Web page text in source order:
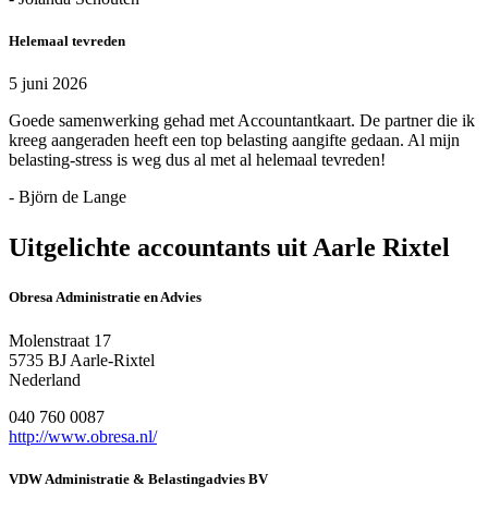
Helemaal tevreden
5 juni 2026
Goede samenwerking gehad met Accountantkaart. De partner die ik
kreeg aangeraden heeft een top belasting aangifte gedaan. Al mijn
belasting-stress is weg dus al met al helemaal tevreden!
- Björn de Lange
Uitgelichte accountants uit Aarle Rixtel
Obresa Administratie en Advies
Molenstraat 17
5735 BJ Aarle-Rixtel
Nederland
040 760 0087
http://www.obresa.nl/
VDW Administratie & Belastingadvies BV